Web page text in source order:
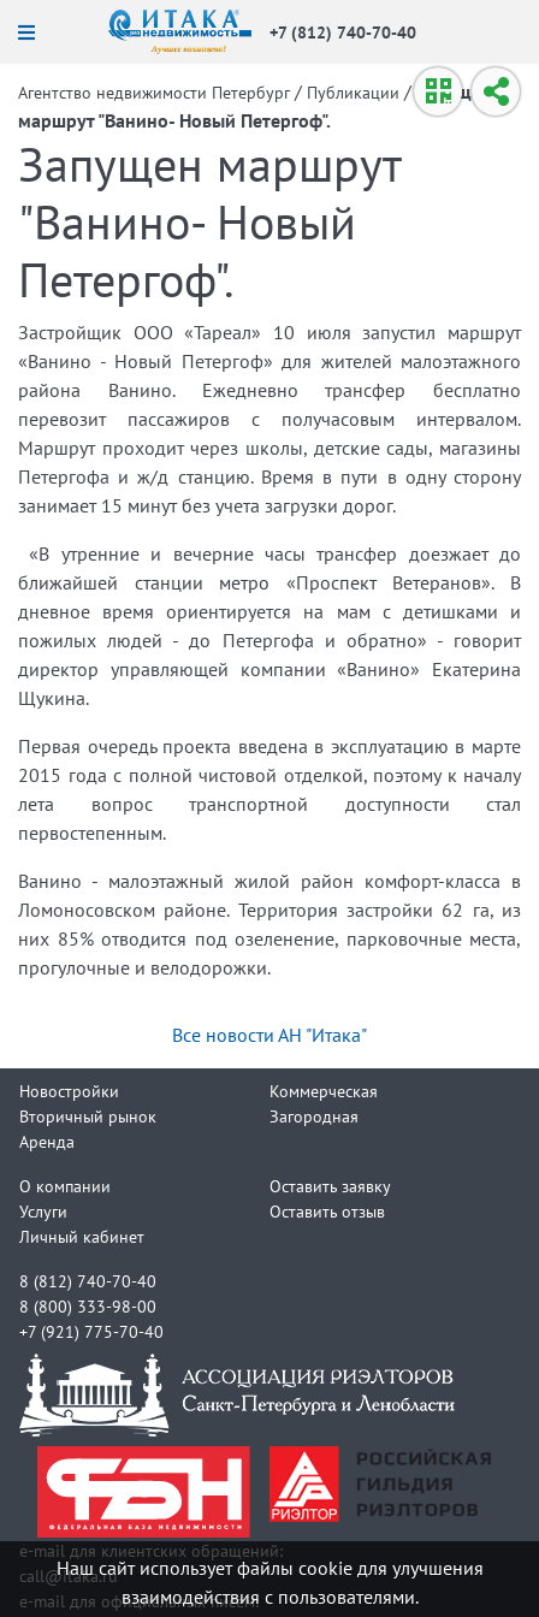
+7 (812) 740-70-40
Агентство недвижимости Петербург / Публикации / Запущен
маршрут "Ванино- Новый Петергоф".
Запущен маршрут
"Ванино- Новый
Петергоф".
Застройщик ООО «Тареал» 10 июля запустил маршрут
«Ванино - Новый Петергоф» для жителей малоэтажного
района Ванино. Ежедневно трансфер бесплатно
перевозит пассажиров с получасовым интервалом.
Маршрут проходит через школы, детские сады, магазины
Петергофа и ж/д станцию. Время в пути в одну сторону
занимает 15 минут без учета загрузки дорог.
«В утренние и вечерние часы трансфер доезжает до
ближайшей станции метро «Проспект Ветеранов». В
дневное время ориентируется на мам с детишками и
пожилых людей - до Петергофа и обратно» - говорит
директор управляющей компании «Ванино» Екатерина
Щукина.
Первая очередь проекта введена в эксплуатацию в марте
2015 года с полной чистовой отделкой, поэтому к началу
лета вопрос транспортной доступности стал
первостепенным.
Ванино - малоэтажный жилой район комфорт-класса в
Ломоносовском районе. Территория застройки 62 га, из
них 85% отводится под озеленение, парковочные места,
прогулочные и велодорожки.
Все новости АН "Итака"
Новостройки
Вторичный рынок
Аренда
Коммерческая
Загородная
О компании
Услуги
Личный кабинет
Оставить заявку
Оставить отзыв
8 (812) 740-70-40
8 (800) 333-98-00
+7 (921) 775-70-40
e-mail для клиентских обращений:
call@itaka.ru
e-mail для официальных писем:
Наш сайт использует файлы cookie для улучшения
взаимодействия с пользователями.